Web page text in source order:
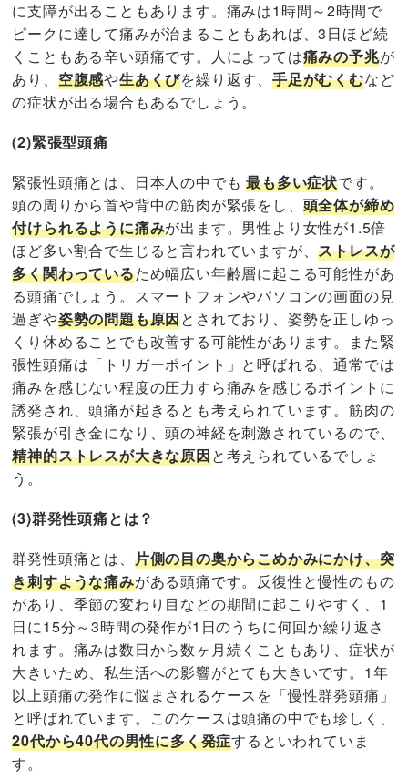
に支障が出ることもあります。痛みは1時間～2時間で
ピークに達して痛みが治まることもあれば、3日ほど続
くこともある辛い頭痛です。人によっては痛みの予兆が
あり、 空腹感や生あくびを繰り返す、手足がむくむなど
の症状が出る場合もあるでしょう。
(2)緊張型頭痛
緊張性頭痛とは、日本人の中でも最も多い症状です。
頭の周りから首や背中の筋肉が緊張をし、 頭全体が締め
付けられるように痛みが出ます。男性より女性が1.5倍
ほど多い割合で生じると言われていますが、ストレスが
多く関わっているため幅広い年齢層に起こる可能性があ
る頭痛でしょう。スマートフォンやパソコンの画面の見
過ぎや姿勢の問題も原因とされており、姿勢を正しゆっ
くり休めることでも改善する可能性があります。また緊
張性頭痛は「トリガーポイント」と呼ばれる、通常では
痛みを感じない程度の圧力すら痛みを感じるポイントに
誘発され、頭痛が起きるとも考えられています。筋肉の
緊張が引き金になり、頭の神経を刺激されているので、
精神的ストレスが大きな原因と考えられているでしょ
う。
(3)群発性頭痛とは？
群発性頭痛とは、 片側の目の奥からこめかみにかけ、突
き刺すような痛みがある頭痛です。反復性と慢性のもの
があり、季節の変わり目などの期間に起こりやすく、1
日に15分～3時間の発作が1日のうちに何回か繰り返さ
れます。痛みは数日から数ヶ月続くこともあり、症状が
大きいため、私生活への影響がとても大きいです。1年
以上頭痛の発作に悩まされるケースを「慢性群発頭痛」
と呼ばれています。このケースは頭痛の中でも珍しく、
20代から40代の男性に多く発症するといわれていま
す。